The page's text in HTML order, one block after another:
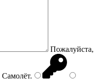
Пожалуйста,
Самолёт.